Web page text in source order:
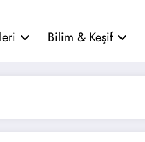
Bilim & Keşif